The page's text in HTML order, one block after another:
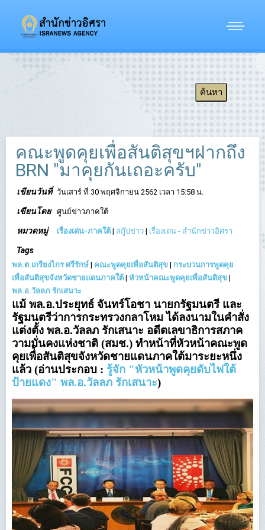
คณะพูดคุยเพื่อสันติสุขฯฝากถึง
BRN "มาคุยกันเถอะครับ"
เขียนวันที่ วันเสาร์ ที่ 30 พฤศจิกายน 2562 เวลา 15:58 น.
เขียนโดย ศูนย์ข่าวภาคใต้
หมวดหมู่ เรื่องเด่น-ภาคใต้ | สกู๊ปข่าว | เรื่องเด่น - สำนักข่าวอิศรา
Tags
พล.ต.เกรียงไกร ศรีรักษ์ | คณะพูดคุยเพื่อสันติสุข | กระบวนการพูดคุย
เพื่อสันติสุขจังหวัดชายแดนภาคใต้ | หัวหน้าคณะพูดคุยเพื่อสันติสุข |
พล.อ.วัลลภ รักเสนาะ
แม้ พล.อ.ประยุทธ์ จันทร์โอชา นายกรัฐมนตรี และ
รัฐมนตรีว่าการกระทรวงกลาโหม ได้ลงนามในคำสั่ง
แต่งตั้ง พล.อ.วัลลภ รักเสนาะ อดีตเลขาธิการสภาค
วามมั่นคงแห่งชาติ (สมช.) ทำหน้าที่หัวหน้าคณะพูด
คุยเพื่้อสันติสุขจังหวัดชายแดนภาคใต้มาระยะหนึ่ง
แล้ว (อ่านประกอบ : รู้จัก "หัวหน้าพูดคุยดับไฟใต้
ป้ายแดง" พล.อ.วัลลภ รักเสนาะ)